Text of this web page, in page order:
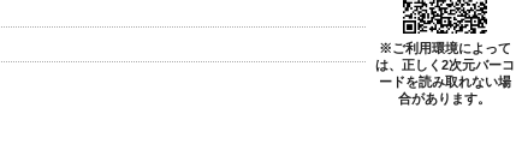
※ご利用環境によって
は、正しく2次元バーコ
ードを読み取れない場
合があります。